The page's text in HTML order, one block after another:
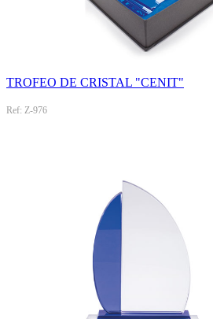
TROFEO DE CRISTAL "CENIT"
Ref: Z-976